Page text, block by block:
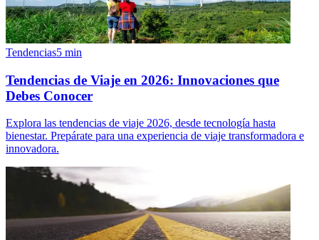
Tendencias5 min
Tendencias de Viaje en 2026: Innovaciones que
Debes Conocer
Explora las tendencias de viaje 2026, desde tecnología hasta
bienestar. Prepárate para una experiencia de viaje transformadora e
innovadora.